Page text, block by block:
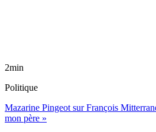
2min
Politique
Mazarine Pingeot sur François
mon père »